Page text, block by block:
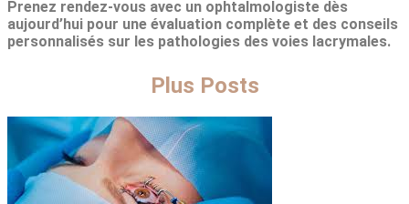
Prenez rendez-vous avec un ophtalmologiste dès
aujourd’hui pour une évaluation complète et des conseils
personnalisés sur les pathologies des voies lacrymales.
Plus Posts